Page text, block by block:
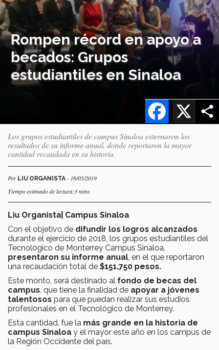
Rompen récord en apoyo a
becados: Grupos
estudiantiles en Sinaloa
X
Facebook
Los grupos estudiantiles de campus Sinaloa externaron los
resultados de su informe anual, donde reportaron la mayor
cantidad recaudada en su historia.
Por LIU ORGANISTA - 16/05/2019
Tiempo estimado de lectura:3 mins
Liu Organista| Campus Sinaloa
Con el objetivo de difundir los logros alcanzados
durante el ejercicio de 2018, los grupos estudiantiles del
Tecnológico de Monterrey Campus Sinaloa,
presentaron su informe anual , en el que reportaron
una recaudación total de $151,750 pesos.
Este monto, será destinado al fondo de becas del
campus , que tiene la finalidad de apoyar a jóvenes
talentosos para que puedan realizar sus estudios
profesionales en el Tecnológico de Monterrey.
Esta cantidad, fue la más grande en la historia de
campus Sinaloa y el mayor este año en los campus de
la Región Occidente del país.